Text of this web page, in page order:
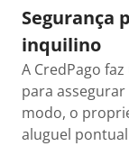
Segurança
inquilino
A CredPago
para
modo, o
aluguel